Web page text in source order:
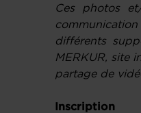
Ces photos
différents
MERKUR, site
partage de